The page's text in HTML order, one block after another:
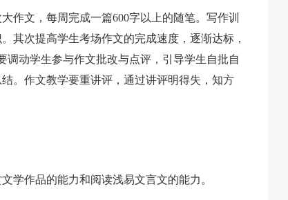
作文，每周完成一篇600字以上的随笔。写作训
其次提高学生考场作文的完成速度，逐渐达标，
调动学生参与作文批改与点评，引导学生自批自
。作文教学要重讲评，通过讲评明得失，知方
学作品的能力和阅读浅易文言文的能力。